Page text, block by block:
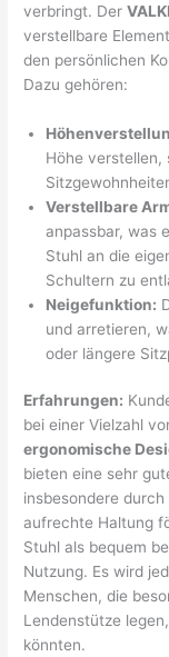
verbringt. Der
verstellbare
den persönlichen
Dazu gehören:
Höhe verstellen,
Verstellbare
anpassbar, was
Stuhl an die
Schultern zu
Neigefunktion:
und arretieren,
oder längere
Erfahrungen:
bei einer Vielzahl
ergonomische
bieten eine sehr
insbesondere durch
aufrechte Haltung
Stuhl als bequem
Nutzung. Es wird
Menschen, die
Lendenstütze
könnten.